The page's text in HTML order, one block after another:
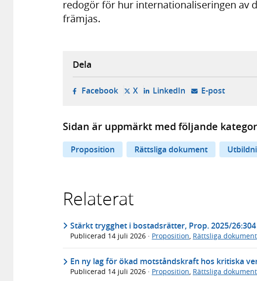
redogör för hur internationaliseringen av
främjas.
Dela
Facebook- öppnas i ny flik, extern webbplats,
X- öppnas i ny flik, extern
LinkedIn- öppnas i ny flik,
E-post-
Sidan är uppmärkt med följande
Proposition Rättsliga dokument
Relaterat
Stärkt trygghet i bostadsrätter, Prop. 2025/26:304
Publicerad 14 juli 2026 · Proposition Rättsliga dokument
En ny lag för ökad motståndskraft hos kritiska
Publicerad 14 juli 2026 · Proposition, Rättsliga dokument